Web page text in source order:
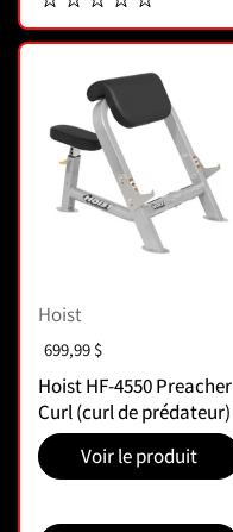
Hoist
Prix :
699,99 $
Hoist HF-4550 Preacher
Curl (curl de prédateur)
Voir le produit